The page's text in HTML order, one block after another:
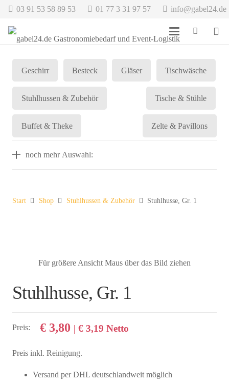
03 91 53 58 89 53 01 77 3 31 97 57 info@gabel24.de
Geschirr Besteck Gläser Tischwäsche
Stuhlhussen & Zubehör Tische & Stühle
Buffet & Theke Zelte & Pavillons
noch mehr Auswahl:
Start Shop Stuhlhussen & Zubehör Stuhlhusse, Gr. 1
Für größere Ansicht Maus über das Bild ziehen
Stuhlhusse, Gr. 1
Preis: € 3,80 |€ 3,19 Netto
Preis inkl. Reinigung.
Versand per DHL deutschlandweit möglich